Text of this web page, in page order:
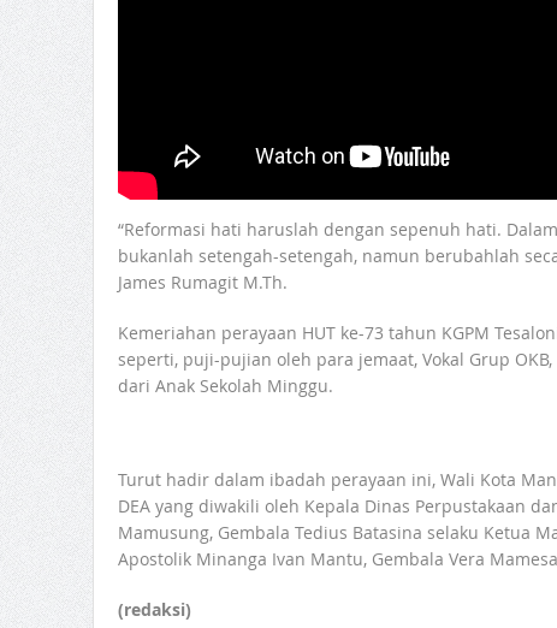
“Reformasi hati haruslah dengan sepenuh hati.
bukanlah setengah-setengah, namun berubahlah
James Rumagit M.Th.
Kemeriahan perayaan HUT ke-73 tahun KGPM
seperti, puji-pujian oleh para jemaat, Vokal Grup
dari Anak Sekolah Minggu.
Turut hadir dalam ibadah perayaan ini, Wali Kota
DEA yang diwakili oleh Kepala Dinas Perpustakaan
Mamusung, Gembala Tedius Batasina selaku Ketua
Apostolik Minanga Ivan Mantu, Gembala Vera
(redaksi)